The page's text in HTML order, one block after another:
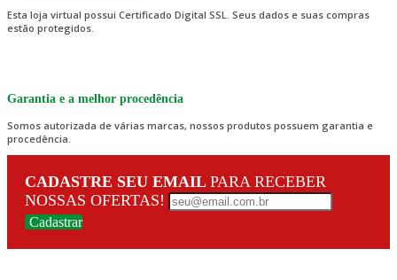
Esta loja virtual possui Certificado Digital SSL. Seus dados e suas compras
estão protegidos.
Garantia e a melhor procedência
Somos autorizada de várias marcas, nossos produtos possuem garantia e
procedência.
CADASTRE SEU EMAIL PARA RECEBER
NOSSAS OFERTAS!
Cadastrar